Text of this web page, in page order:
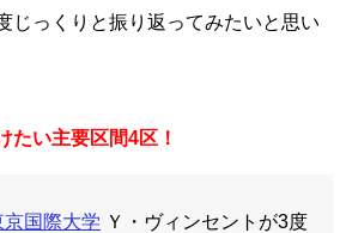
じっくりと振り返ってみたいと思い
たい主要区間4区！
京国際大学 Ｙ・ヴィンセントが3度